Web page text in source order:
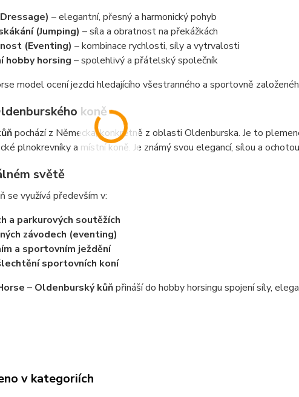
– elegantní, přesný a harmonický pohyb
(Jumping) – síla a obratnost na překážkách
(Eventing) – kombinace rychlosti, síly a vytrvalosti
hobby horsing – spolehlivý a přátelský společník
model ocení jezdci hledajícího všestranného a sportovně
koně
pochází z Německa, konkrétně z oblasti Oldenburska. Je to
plnokrevníky a místní koně. Je známý svou elegancí, sílou a
světě
se využívá především v:
a parkurových soutěžích
závodech (eventing)
a sportovním ježdění
sportovních koní
– Oldenburský kůňpřináší do hobby horsingu spojení síly,
v kategoriích